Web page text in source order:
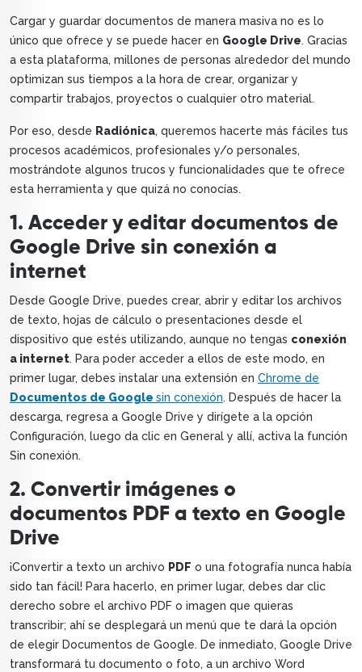
Cargar y guardar documentos de manera masiva no es lo
único que ofrece y se puede hacer en Google Drive. Gracias
a esta plataforma, millones de personas alrededor del mundo
optimizan sus tiempos a la hora de crear, organizar y
compartir trabajos, proyectos o cualquier otro material.
Por eso, desde Radiónica, queremos hacerte más fáciles tus
procesos académicos, profesionales y/o personales,
mostrándote algunos trucos y funcionalidades que te ofrece
esta herramienta y que quizá no conocías.
1. Acceder y editar documentos de
Google Drive sin conexión a
internet
Desde Google Drive, puedes crear, abrir y editar los archivos
de texto, hojas de cálculo o presentaciones desde el
dispositivo que estés utilizando, aunque no tengas conexión
a internet. Para poder acceder a ellos de este modo, en
primer lugar, debes instalar una extensión en Chrome de
Documentos de Google sin conexión. Después de hacer la
descarga, regresa a Google Drive y dirígete a la opción
Configuración, luego da clic en General y allí, activa la función
Sin conexión.
2. Convertir imágenes o
documentos PDF a texto en Google
Drive
¡Convertir a texto un archivo PDF o una fotografía nunca había
sido tan fácil! Para hacerlo, en primer lugar, debes dar clic
derecho sobre el archivo PDF o imagen que quieras
transcribir; ahí se desplegará un menú que te dará la opción
de elegir Documentos de Google. De inmediato, Google Drive
transformará tu documento o foto, a un archivo Word